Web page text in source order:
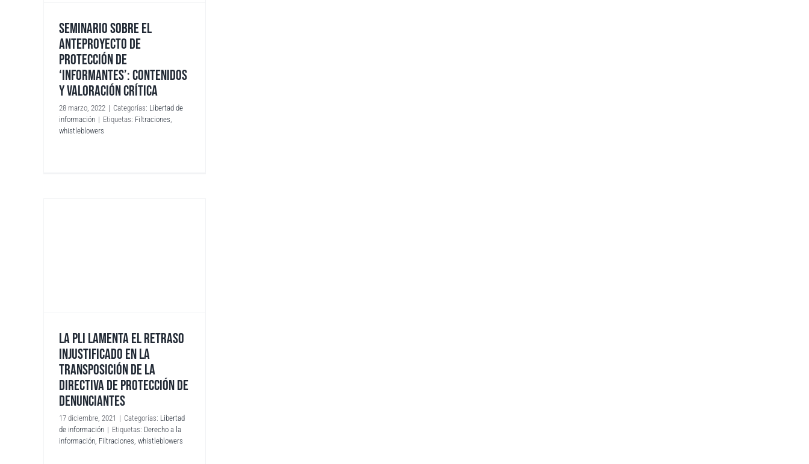
SEMINARIO SOBRE EL
ANTEPROYECTO DE
PROTECCIÓN DE
‘INFORMANTES’: CONTENIDOS
Y VALORACIÓN CRÍTICA
28 marzo, 2022 | Categorías: Libertad de
información | Etiquetas: Filtraciones
whistleblowers
LA PLI LAMENTA EL RETRASO
INJUSTIFICADO EN LA
TRANSPOSICIÓN DE LA
DIRECTIVA DE PROTECCIÓN DE
DENUNCIANTES
17 diciembre, 2021 | Categorías: Libertad
de información | Etiquetas: Derecho a la
información, Filtraciones, whistleblowers